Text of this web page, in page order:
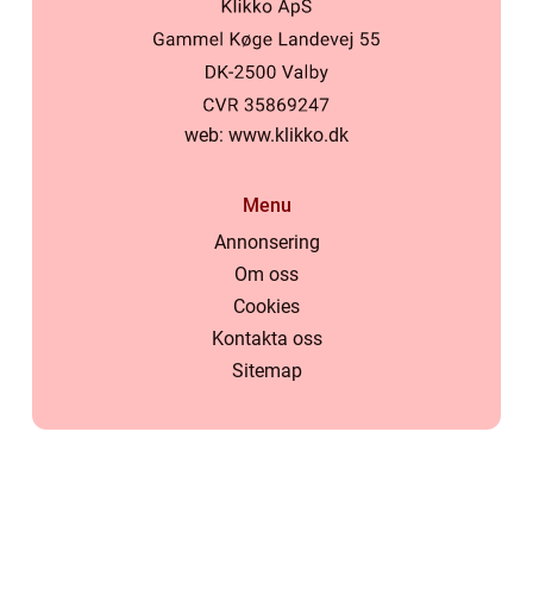
web: www.klikko.dk
Menu
Annonsering
Om oss
Cookies
Kontakta oss
Sitemap